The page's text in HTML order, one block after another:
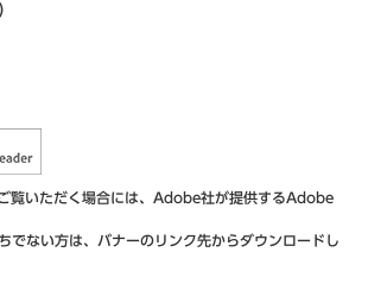
覧いただく場合には、Adobe社が提供するAdobe
でない方は、バナーのリンク先からダウンロードし